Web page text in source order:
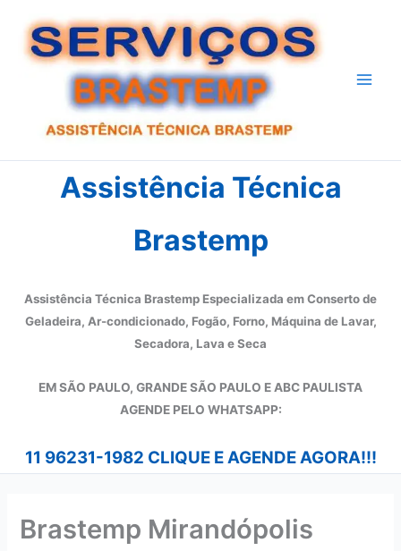
para
Assistência Técnica
Brastemp
Assistência Técnica Brastemp Especializada em Conserto de
Geladeira, Ar-condicionado, Fogão, Forno, Máquina de Lavar,
Secadora, Lava e Seca
EM SÃO PAULO, GRANDE SÃO PAULO E ABC PAULISTA
AGENDE PELO WHATSAPP:
11 96231-1982 CLIQUE E AGENDE AGORA!!!
Brastemp Mirandópolis